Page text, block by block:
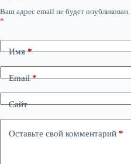
Ваш адрес email не будет опубликован.
*
Имя*
Email*
Сайт
Оставьте свой комментарий *